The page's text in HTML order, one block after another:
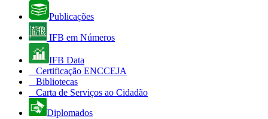
Publicações
IFB em Números
IFB Data
Certificação ENCCEJA
Bibliotecas
Carta de Serviços ao Cidadão
Diplomados